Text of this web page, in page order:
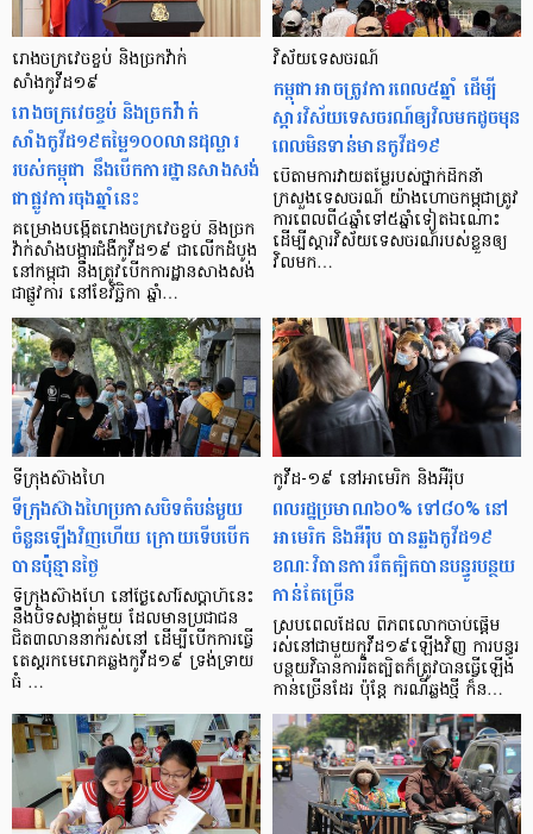
រោងចក្រវេចខ្ចប់ និងច្រកវ៉ាក់
សាំងកូវីដ១៩
រោងចក្រវេចខ្ចប់ និងច្រកវ៉ាក់
សាំងកូវីដ១៩តម្លៃ១០០លានដុល្លារ
របស់កម្ពុជា នឹងបើកការដ្ឋានសាងសង់
ជាផ្លូវការចុងឆ្នាំនេះ
គម្រោងបង្កើតរោងចក្រវេចខ្ចប់ និងច្រក
វ៉ាក់សាំងបង្ការជំងឺកូវីដ១៩ ជាលើកដំបូង
នៅកម្ពុជា នឹងត្រូវបើកការដ្ឋានសាងសង់
ជាផ្លូវការ នៅខែវិច្ឆិកា ឆ្នាំ…
វិស័យទេសចរណ៍
កម្ពុជាអាចត្រូវការពេល៥ឆ្នាំ ដើម្បី
ស្តារវិស័យទេសចរណ៍ឲ្យវិលមកដូចមុន
ពេលមិនទាន់មានកូវីដ១៩
បើតាមការវាយតម្លៃរបស់ថ្នាក់ដឹកនាំ
ក្រសួងទេសចរណ៍ យ៉ាងហោចកម្ពុជាត្រូវ
ការពេលពី៤ឆ្នាំទៅ៥ឆ្នាំទៀតឯណោះ
ដើម្បីស្តារវិស័យទេសចរណ៍របស់ខ្លួនឲ្យ
វិលមក…
ទីក្រុងស៊ាងហៃ
ទីក្រុងស៊ាងហៃប្រកាសបិទតំបន់មួយ
ចំនួនឡើងវិញហើយ ក្រោយទើបបើក
បានប៉ុន្មានថ្ងៃ
ទីក្រុងស៊ាងហៃ នៅថ្ងៃសៅរ៍សប្ដាហ៍នេះ
នឹងបិទសង្កាត់មួយ ដែលមានប្រជាជន
ជិត៣លាននាក់រស់នៅ ដើម្បីបើកការធ្វើ
តេស្តរកមេរោគឆ្លងកូវីដ១៩ ទ្រង់ទ្រាយ
ធំ …
កូវីដ-១៩ នៅអាមេរិក និងអឺរ៉ុប
ពលរដ្ឋប្រមាណ៦០% ទៅ៨០% នៅ
អាមេរិក និងអឺរ៉ុប បានឆ្លងកូវីដ១៩
ខណៈវិធានការរឹតត្បិតបានបន្ធូរបន្ថយ
កាន់តែច្រើន
ស្របពេលដែល ពិភពលោកចាប់ផ្ដើម
រស់នៅជាមួយកូវីដ១៩ឡើងវិញ ការបន្ធូរ
បន្ថយវិធានការរឹតត្បិតក៏ត្រូវបានធ្វើឡើង
កាន់ច្រើនដែរ ប៉ុន្ដែ ករណីឆ្លងថ្មី ក៏ន…